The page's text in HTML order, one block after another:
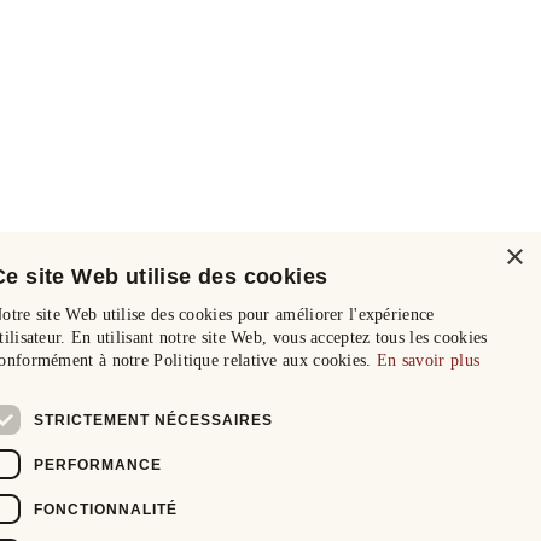
×
site Web utilise des cookies
site Web utilise des cookies pour améliorer l'expérience
En utilisant notre site Web, vous acceptez tous les cookies
à notre Politique relative aux cookies. En savoir plus
STRICTEMENT NÉCESSAIRES
PERFORMANCE
FONCTIONNALITÉ